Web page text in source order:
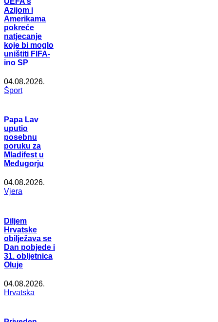
Azijom i
Amerikama
pokreće
natjecanje
koje bi moglo
uništiti FIFA-
ino SP
04.08.2026.
Šport
Papa Lav
uputio
posebnu
poruku za
Mladifest u
Međugorju
04.08.2026.
Vjera
Diljem
Hrvatske
obilježava se
Dan pobjede i
31. obljetnica
Oluje
04.08.2026.
Hrvatska